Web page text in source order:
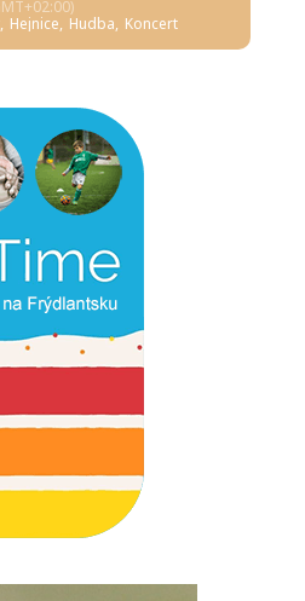
Hejnice, Hudba, Koncert